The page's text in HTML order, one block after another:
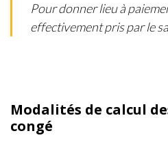
Pour donner lieu à
effectivement pris par le
Modalités de calcul
congé